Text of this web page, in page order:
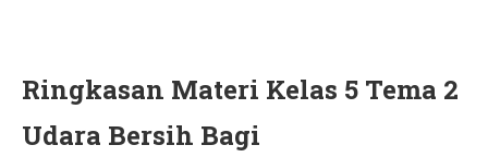
Ringkasan Materi Kelas 5 Tema 2
Udara Bersih Bagi